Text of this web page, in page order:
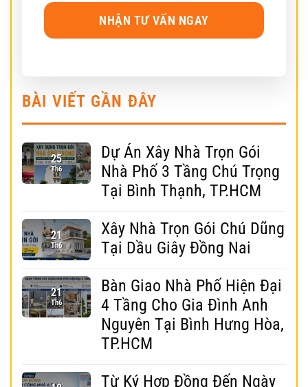
BÀI VIẾT GẦN ĐÂY
25
Th6
Dự Án Xây Nhà Trọn Gói
Nhà Phố 3 Tầng Chú Trọng
Tại Bình Thạnh, TP.HCM
21
Th6
Xây Nhà Trọn Gói Chú Dũng
Tại Dầu Giây Đồng Nai
21
Th6
Bàn Giao Nhà Phố Hiện Đại
4 Tầng Cho Gia Đình Anh
Nguyên Tại Bình Hưng Hòa,
TP.HCM
Từ Ký Hợp Đồng Đến Ngày